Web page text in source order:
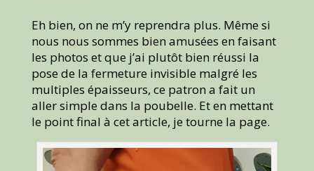
Eh bien, on ne m’y reprendra plus. Même si
nous nous sommes bien amusées en faisant
les photos et que j’ai plutôt bien réussi la
pose de la fermeture invisible malgré les
multiples épaisseurs, ce patron a fait un
aller simple dans la poubelle. Et en mettant
le point final à cet article, je tourne la page.